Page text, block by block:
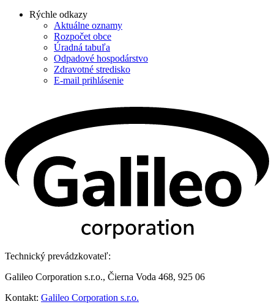
Rýchle odkazy
Aktuálne oznamy
Rozpočet obce
Úradná tabuľa
Odpadové hospodárstvo
Zdravotné stredisko
E-mail prihlásenie
Technický prevádzkovateľ:
Galileo Corporation s.r.o., Čierna Voda 468, 925 06
Kontakt: Galileo Corporation s.r.o.